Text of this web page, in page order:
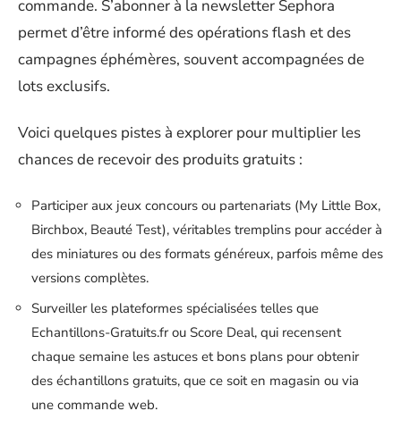
commande. S’abonner à la newsletter Sephora
permet d’être informé des opérations flash et des
campagnes éphémères, souvent accompagnées de
lots exclusifs.
Voici quelques pistes à explorer pour multiplier les
chances de recevoir des produits gratuits :
Participer aux jeux concours ou partenariats (My Little Box,
Birchbox, Beauté Test), véritables tremplins pour accéder à
des miniatures ou des formats généreux, parfois même des
versions complètes.
Surveiller les plateformes spécialisées telles que
Echantillons-Gratuits.fr ou Score Deal, qui recensent
chaque semaine les astuces et bons plans pour obtenir
des échantillons gratuits, que ce soit en magasin ou via
une commande web.